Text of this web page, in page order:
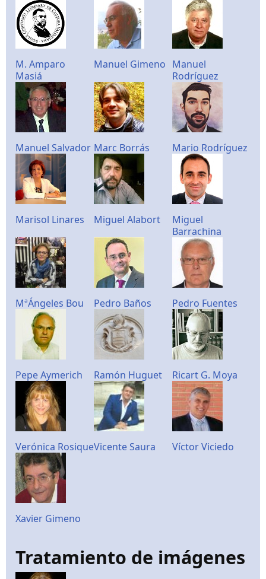
M. Amparo
Masiá
Manuel Gimeno Manuel
Rodríguez
Manuel Salvador Marc Borrás Mario Rodríguez
Marisol Linares Miguel Alabort
Miguel
Barrachina
MªÁngeles Bou Pedro Baños Pedro Fuentes
Pepe Aymerich Ramón Huguet Ricart G. Moya
Verónica RosiqueVicente Saura Víctor Viciedo
Xavier Gimeno
Tratamiento de imágenes